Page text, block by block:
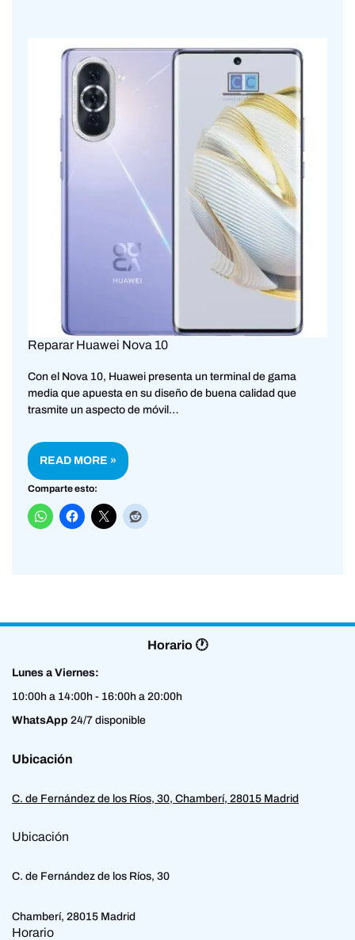
Reparar Huawei Nova 10
Con el Nova 10, Huawei presenta un terminal de gama
media que apuesta en su diseño de buena calidad que
trasmite un aspecto de móvil…
READ MORE »
Comparte esto:
Horario 🕐
Lunes a Viernes:
10:00h a 14:00h - 16:00h a 20:00h
WhatsApp 24/7 disponible
Ubicación
C. de Fernández de los Ríos, 30, Chamberí, 28015 Madrid
Ubicación
C. de Fernández de los Ríos, 30
Chamberí, 28015 Madrid
Horario